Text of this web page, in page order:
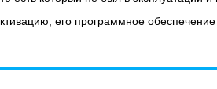
его программное